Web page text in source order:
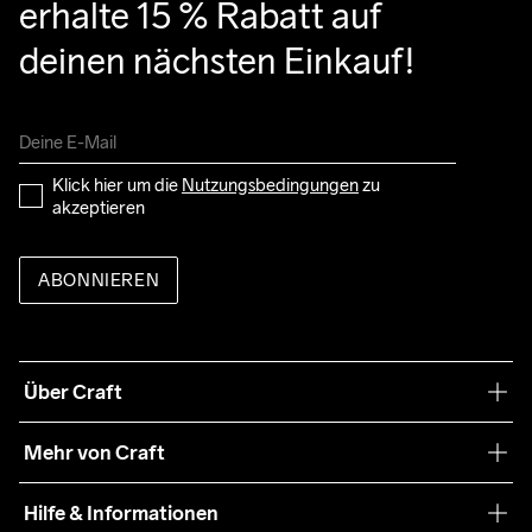
erhalte 15 % Rabatt auf
deinen nächsten Einkauf!
Klick hier um die Nutzungsbedingungen zu
akzeptieren
ABONNIEREN
Über Craft
Nachhaltigkeit
Mehr von Craft
Hilfe & Informationen